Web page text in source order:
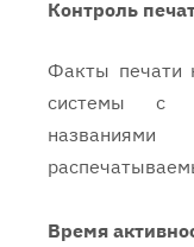
Контроль
Факты печати
системы с
Время